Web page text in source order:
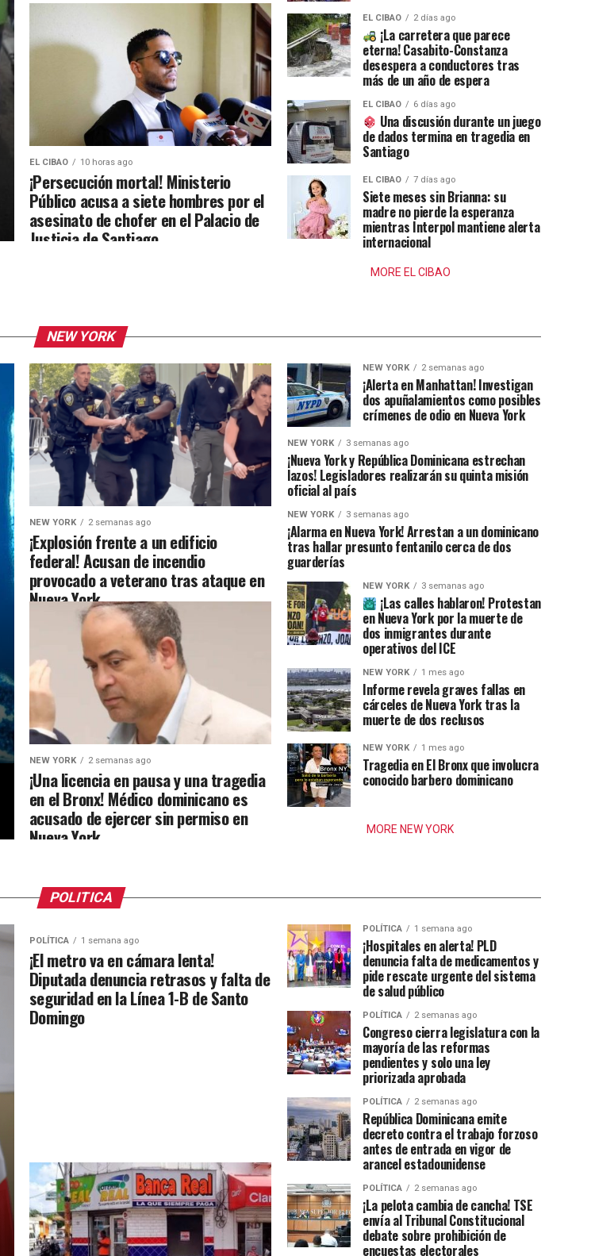
EL CIBAO 10 horas ago
¡Persecución mortal! Ministerio
Público acusa a siete hombres por el
asesinato de chofer en el Palacio de
Justicia de Santiago
EL CIBAO 2 días ago
¡La carretera que parece
eterna! Casabito-Constanza
desespera a conductores tras
más de un año de espera
EL CIBAO 6 días ago
Una discusión durante un juego
de dados termina en tragedia en
Santiago
EL CIBAO 7 días ago
Siete meses sin Brianna: su
madre no pierde la esperanza
mientras Interpol mantiene alerta
internacional
MORE EL CIBAO
NEW YORK
NEW YORK 2 semanas ago
¡Explosión frente a un edificio
federal! Acusan de incendio
provocado a veterano tras ataque en
Nueva York
NEW YORK 2 semanas ago
¡Una licencia en pausa y una tragedia
en el Bronx! Médico dominicano es
acusado de ejercer sin permiso en
Nueva York
NEW YORK 2 semanas ago
¡Alerta en Manhattan! Investigan
dos apuñalamientos como posibles
crímenes de odio en Nueva York
NEW YORK 3 semanas ago
¡Nueva York y República Dominicana estrechan
lazos! Legisladores realizarán su quinta misión
oficial al país
NEW YORK 3 semanas ago
¡Alarma en Nueva York! Arrestan a un dominicano
tras hallar presunto fentanilo cerca de dos
guarderías
NEW YORK 3 semanas ago
¡Las calles hablaron! Protestan
en Nueva York por la muerte de
dos inmigrantes durante
operativos del ICE
NEW YORK 1 mes ago
Informe revela graves fallas en
cárceles de Nueva York tras la
muerte de dos reclusos
NEW YORK 1 mes ago
Tragedia en El Bronx que involucra
conocido barbero dominicano
MORE NEW YORK
POLITICA
POLÍTICA 1 semana ago
¡El metro va en cámara lenta!
Diputada denuncia retrasos y falta de
seguridad en la Línea 1-B de Santo
Domingo
POLÍTICA 1 semana ago
¡Hospitales en alerta! PLD
denuncia falta de medicamentos y
pide rescate urgente del sistema
de salud público
POLÍTICA 2 semanas ago
Congreso cierra legislatura con la
mayoría de las reformas
pendientes y solo una ley
priorizada aprobada
POLÍTICA 2 semanas ago
República Dominicana emite
decreto contra el trabajo forzoso
antes de entrada en vigor de
arancel estadounidense
POLÍTICA 2 semanas ago
¡La pelota cambia de cancha! TSE
envía al Tribunal Constitucional
debate sobre prohibición de
encuestas electorales